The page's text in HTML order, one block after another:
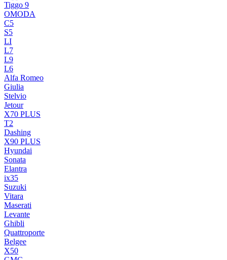
Tiggo 9
OMODA
C5
S5
LI
L7
L9
L6
Alfa Romeo
Giulia
Stelvio
Jetour
X70 PLUS
T2
Dashing
X90 PLUS
Hyundai
Sonata
Elantra
ix35
Suzuki
Vitara
Maserati
Levante
Ghibli
Quattroporte
Belgee
X50